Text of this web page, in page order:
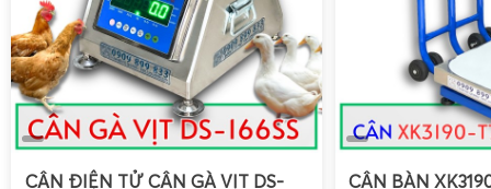
CÂN ĐIỆN TỬ CÂN GÀ VỊT DS-
CÂN BÀN